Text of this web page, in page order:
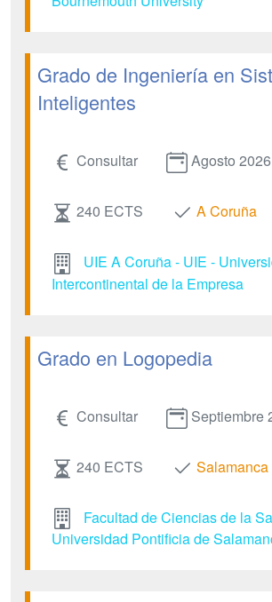
Grado de Ingeniería en
Inteligentes
Consultar Agosto 2026
240 ECTS A Coruña
UIE A Coruña - UIE -
Intercontinental de la Empresa
Grado en Logopedia
Consultar Septiembre
240 ECTS Salamanca
Facultad de Ciencias de la
Universidad Pontificia de